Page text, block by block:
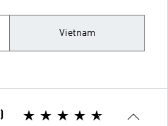
Vietnam